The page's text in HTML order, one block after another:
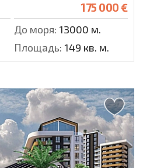
175 000 €
До моря: 13000 м.
Площадь: 149 кв. м.